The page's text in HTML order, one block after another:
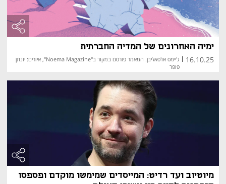
ימיה האחרונים של המדיה החברתית
16.10.25
ג'יימס או'סאליבן. המאמר פורסם במקור ב"Noema Magazine", איורים: יונתן
פופר
מיוטיוב ועד רדיט: המייסדים שמימשו מוקדם ופספסו